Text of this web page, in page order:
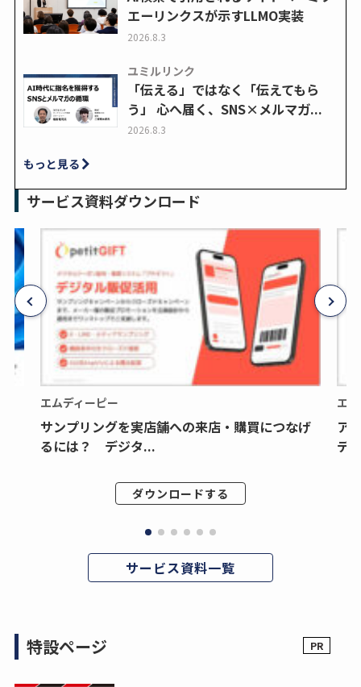
エーリンクスが示すLLMO実装
2026.8.3
ユミルリンク
「伝える」ではなく「伝えてもら
う」 心へ届く、SNS×メルマガ...
2026.8.3
もっと見る
サービス資料ダウンロード
エムディーピー
サンプリングを実店舗への来店・購買につなげ
るには？ デジタ...
ダウンロードする
エ
ア
デ
サービス資料一覧
特設ページ